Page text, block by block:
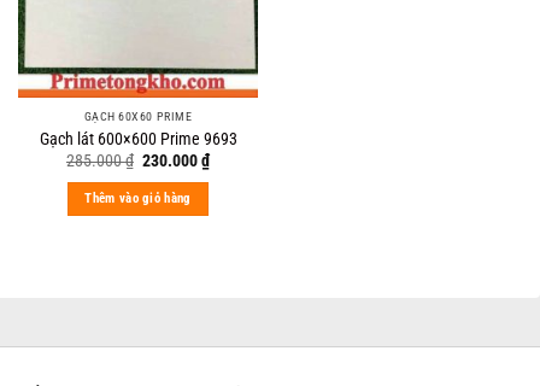
GẠCH 60X60 PRIME
Gạch lát 600×600 Prime 9693
285.000₫ Original
was:
285.000 ₫.
230.000₫Current
price
Thêm vào giỏ hàng